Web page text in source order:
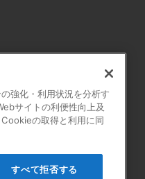
強化・利用状況を分析す
サイトの利便性向上及
の取得と利用に同
すべて拒否する